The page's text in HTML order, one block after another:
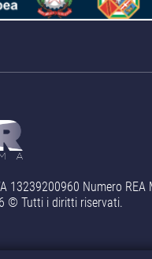
13239200960 Numero
© Tutti i diritti riservati.